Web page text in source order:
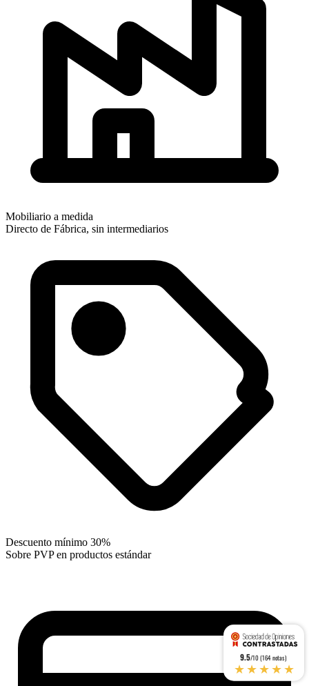
Mobiliario a medida
Directo de Fábrica, sin intermediarios
Descuento mínimo 30%
Sobre PVP en productos estándar
9.5/10 (164 notas)
★★★★★